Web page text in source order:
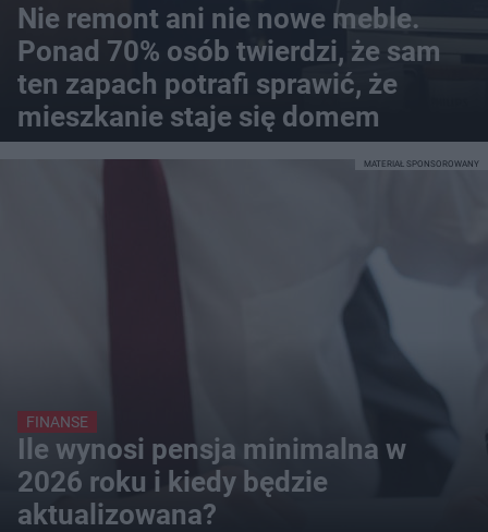
Nie remont ani nie nowe meble.
Ponad 70% osób twierdzi, że sam
ten zapach potrafi sprawić, że
mieszkanie staje się domem
FINANSE
Ile wynosi pensja minimalna w
2026 roku i kiedy będzie
aktualizowana?
MATERIAŁ SPONSOROWANY